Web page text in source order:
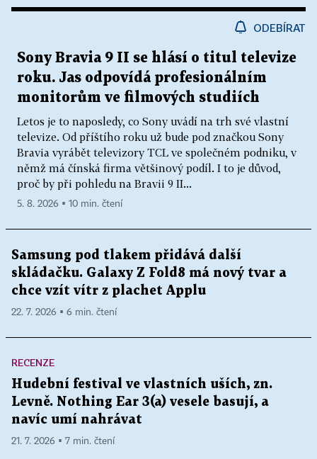
ODEBÍRAT
Sony Bravia 9 II se hlásí o titul televize
roku. Jas odpovídá profesionálním
monitorům ve filmových studiích
Letos je to naposledy, co Sony uvádí na trh své vlastní
televize. Od příštího roku už bude pod značkou Sony
Bravia vyrábět televizory TCL ve společném podniku, v
němž má čínská firma většinový podíl. I to je důvod,
proč by při pohledu na Bravii 9 II...
5. 8. 2026 ▪ 10 min. čtení
Samsung pod tlakem přidává další
skládačku. Galaxy Z Fold8 má nový tvar a
chce vzít vítr z plachet Applu
22. 7. 2026 ▪ 6 min. čtení
RECENZE
Hudební festival ve vlastních uších, zn.
Levně. Nothing Ear 3(a) vesele basují, a
navíc umí nahrávat
21. 7. 2026 ▪ 7 min. čtení